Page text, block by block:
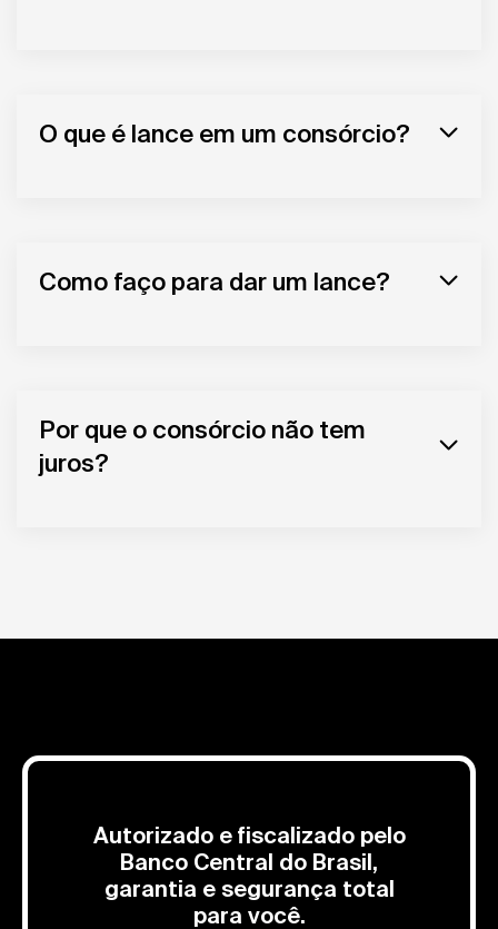
O que é lance em um consórcio?
Como faço para dar um lance?
Por que o consórcio não tem
juros?
Autorizado e fiscalizado pelo
Banco Central do Brasil,
garantia e segurança total
para você.